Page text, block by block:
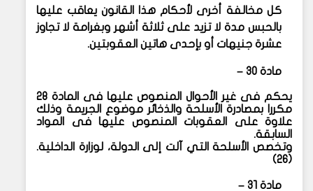
كل مخالفة أخرى لأحكام هذا القانون يعاقب عليها
بالحبس مدة لا تزيد على ثلاثة أشهر وبغرامة لا تجاوز
عشرة جنيهات أو بإحدى هاتين العقوبتين.
مادة ٣٠ –
يحكم فى غير الأحوال المنصوص عليها فى المادة ٢٨
مكررا بمصادرة الأسلحة والذخائر موضوع الجريمة وذلك
علاوة على العقوبات المنصوص عليها فى المواد
السابقة.
وتخصص الأسلحة التي آلت إلى الدولة، لوزارة الداخلية.
(٢٦)
مادة ٣١ –